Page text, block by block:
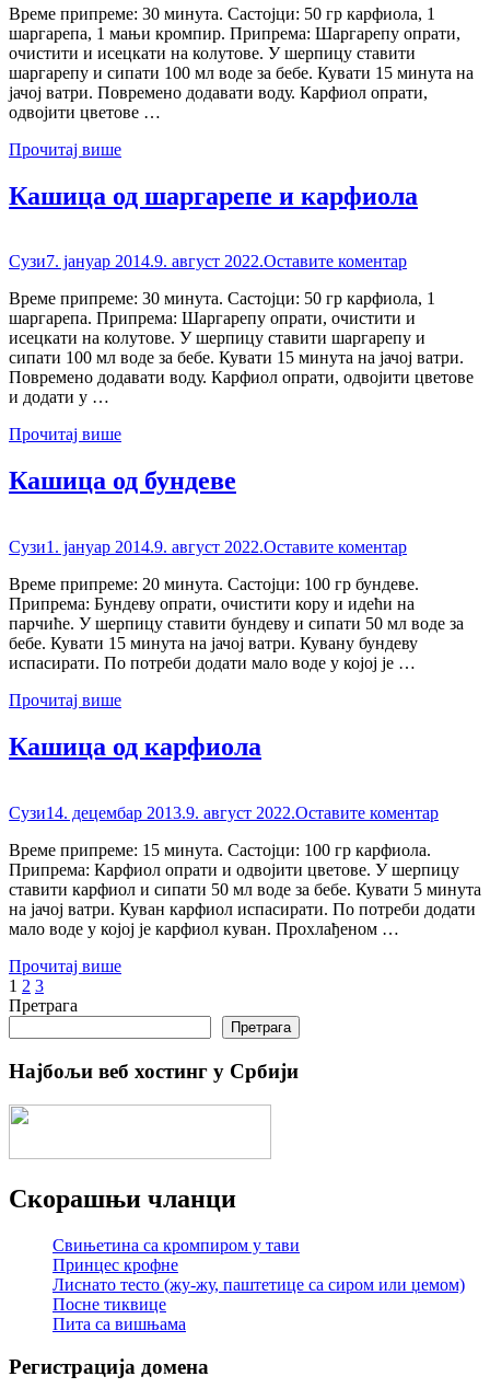
Време припреме: 30 минута. Састојци: 50 гр карфиола, 1
шаргарепа, 1 мањи кромпир. Припрема: Шаргарепу опрати,
очистити и исецкати на колутове. У шерпицу ставити
шаргарепу и сипати 100 мл воде за бебе. Кувати 15 минута на
јачој ватри. Повремено додавати воду. Карфиол опрати,
одвојити цветове …
Прочитај више
Кашица од шаргарепе и карфиола
Сузи7. јануар 2014.9. август 2022.Оставите коментар
Време припреме: 30 минута. Састојци: 50 гр карфиола, 1
шаргарепа. Припрема: Шаргарепу опрати, очистити и
исецкати на колутове. У шерпицу ставити шаргарепу и
сипати 100 мл воде за бебе. Кувати 15 минута на јачој ватри.
Повремено додавати воду. Карфиол опрати, одвојити цветове
и додати у …
Прочитај више
Кашица од бундеве
Сузи1. јануар 2014.9. август 2022.Оставите коментар
Време припреме: 20 минута. Састојци: 100 гр бундеве.
Припрема: Бундеву опрати, очистити кору и идећи на
парчиће. У шерпицу ставити бундеву и сипати 50 мл воде за
бебе. Кувати 15 минута на јачој ватри. Кувану бундеву
испасирати. По потреби додати мало воде у којој је …
Прочитај више
Кашица од карфиола
Сузи14. децембар 2013.9. август 2022.Оставите коментар
Време припреме: 15 минута. Састојци: 100 гр карфиола.
Припрема: Карфиол опрати и одвојити цветове. У шерпицу
ставити карфиол и сипати 50 мл воде за бебе. Кувати 5 минута
на јачој ватри. Куван карфиол испасирати. По потреби додати
мало воде у којој је карфиол куван. Прохлађеном …
Прочитај више
Пагинација
чланака
1 2 3
Претрага
Претрага
Најбољи веб хостинг у Србији
Скорашњи чланци
Свињетина са кромпиром у тави
Принцес крофне
Лиснато тесто (жу-жу, паштетице са сиром или џемом)
Посне тиквице
Пита са вишњама
Регистрација домена